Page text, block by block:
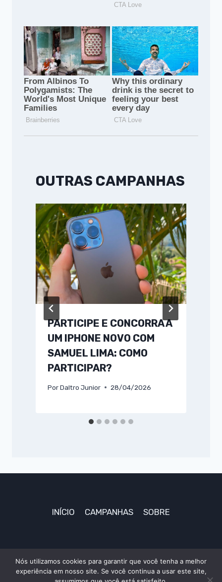
OUTRAS CAMPANHAS
PARTICIPE E CONCORRA A
UM IPHONE NOVO COM
SAMUEL LIMA: COMO
PARTICIPAR?
PorDaltro Junior 28/04/2026
INÍCIO CAMPANHAS SOBRE
Nós utilizamos cookies para garantir que você tenha a melhor
experiência em nosso site. Se você continua a usar este site,